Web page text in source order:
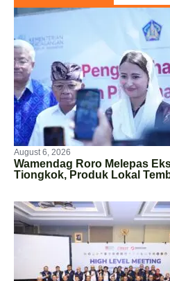
August 6, 2026
Wamendag Roro Melepas
Tiongkok, Produk Lokal